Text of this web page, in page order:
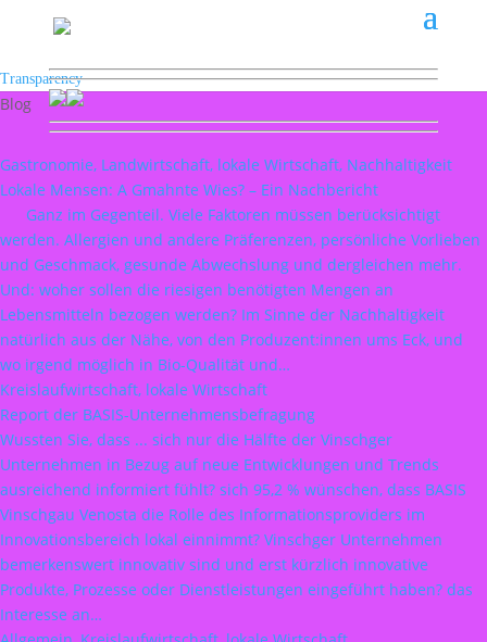
Transparency
Blog
Gastronomie, Landwirtschaft, lokale Wirtschaft, Nachhaltigkeit
Lokale Mensen: A Gmahnte Wies? – Ein Nachbericht
Ganz im Gegenteil. Viele Faktoren müssen berücksichtigt
werden. Allergien und andere Präferenzen, persönliche Vorlieben
und Geschmack, gesunde Abwechslung und dergleichen mehr.
Und: woher sollen die riesigen benötigten Mengen an
Lebensmitteln bezogen werden? Im Sinne der Nachhaltigkeit
natürlich aus der Nähe, von den Produzent:innen ums Eck, und
wo irgend möglich in Bio-Qualität und…
Kreislaufwirtschaft, lokale Wirtschaft
Report der BASIS-Unternehmensbefragung
Wussten Sie, dass ... sich nur die Hälfte der Vinschger
Unternehmen in Bezug auf neue Entwicklungen und Trends
ausreichend informiert fühlt? sich 95,2 % wünschen, dass BASIS
Vinschgau Venosta die Rolle des Informationsproviders im
Innovationsbereich lokal einnimmt? Vinschger Unternehmen
bemerkenswert innovativ sind und erst kürzlich innovative
Produkte, Prozesse oder Dienstleistungen eingeführt haben? das
Interesse an…